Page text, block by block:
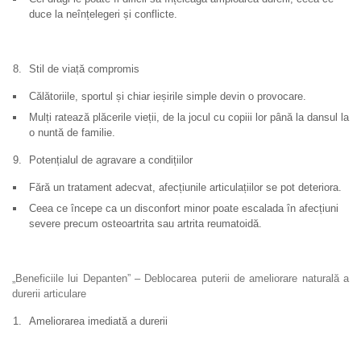
duce la neînțelegeri și conflicte.
Stil de viață compromis
Călătoriile, sportul și chiar ieșirile simple devin o provocare.
Mulți ratează plăcerile vieții, de la jocul cu copiii lor până la dansul la
o nuntă de familie.
Potențialul de agravare a condițiilor
Fără un tratament adecvat, afecțiunile articulațiilor se pot deteriora.
Ceea ce începe ca un disconfort minor poate escalada în afecțiuni
severe precum osteoartrita sau artrita reumatoidă.
„Beneficiile lui Depanten” – Deblocarea puterii de ameliorare naturală a
durerii articulare
Ameliorarea imediată a durerii